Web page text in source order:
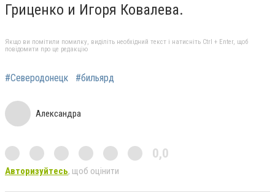
Гриценко и Игоря Ковалева.
Якщо ви помітили помилку, виділіть необхідний текст і натисніть Ctrl + Enter, щоб
повідомити про це редакцію
#Северодонецк #бильярд
Александра
0,0
Авторизуйтесь, щоб оцінити